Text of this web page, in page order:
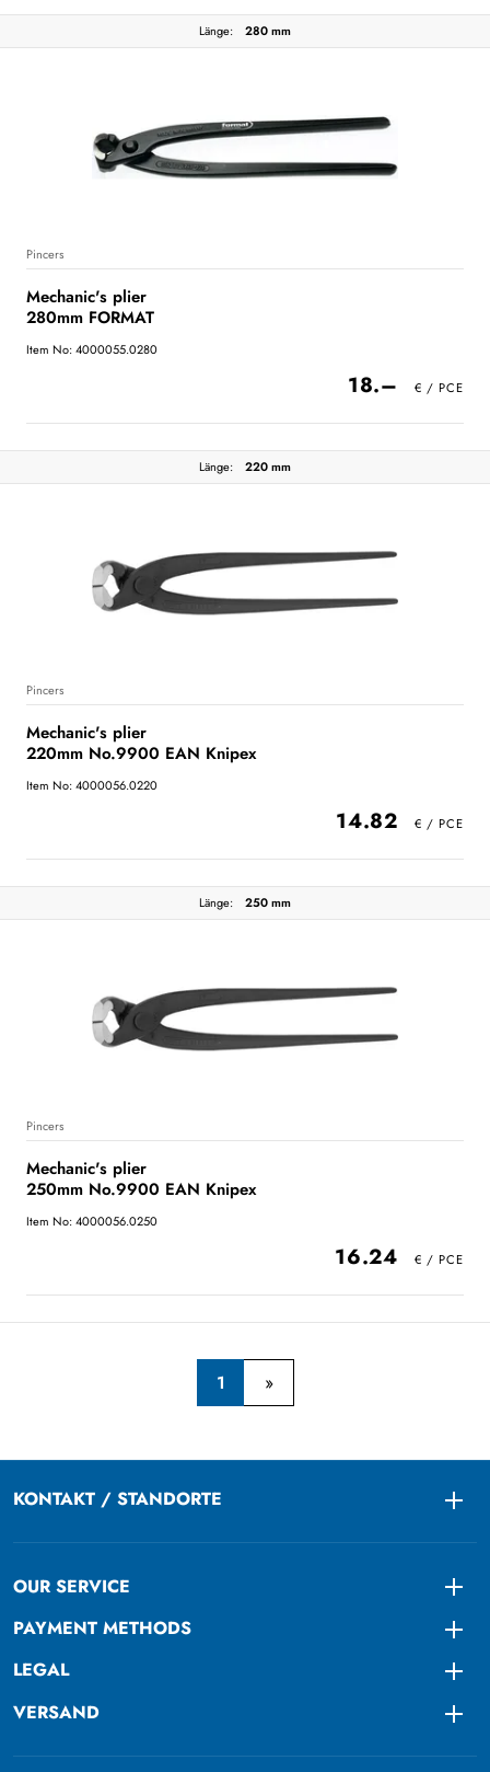
Länge: 280 mm
Pincers
Mechanic's plier
280mm FORMAT
Item No: 4000055.0280
18.–
Länge: 220 mm
Pincers
Mechanic's plier
220mm No.9900 EAN Knipex
Item No: 4000056.0220
14.82
Länge: 250 mm
Pincers
Mechanic's plier
250mm No.9900 EAN Knipex
Item No: 4000056.0250
16.24
1
KONTAKT / STANDORTE
OUR SERVICE
PAYMENT METHODS
LEGAL
VERSAND